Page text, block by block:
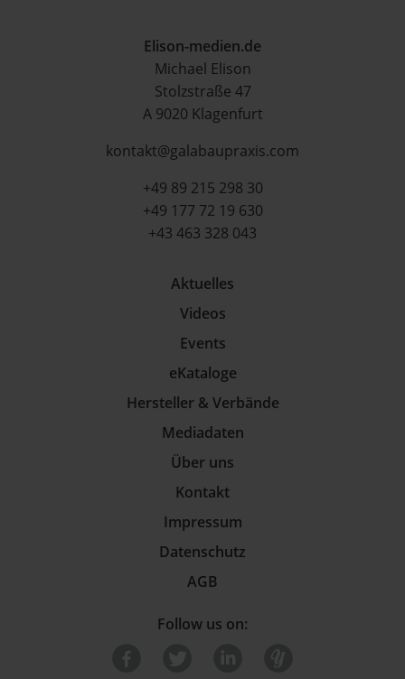
Elison-medien.de
Michael Elison
Stolzstraße 47
A 9020 Klagenfurt
kontakt@galabaupraxis.com
+49 89 215 298 30
+49 177 72 19 630
+43 463 328 043
Aktuelles
Videos
Events
eKataloge
Hersteller & Verbände
Mediadaten
Über uns
Kontakt
Impressum
Datenschutz
AGB
Follow us on: